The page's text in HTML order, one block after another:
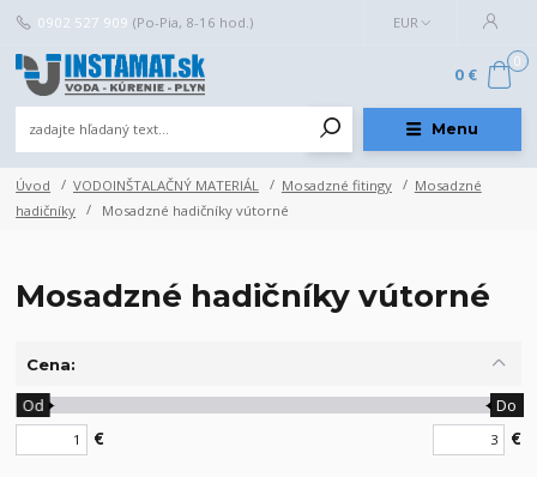
Menu
EUR
0902 527 909 (Po-Pia, 8-16 hod.)
0
0 €
Úvod VODOINŠTALAČNÝ MATERIÁL Mosadzné fitingy
Mosadzné
hadičníky
Mosadzné hadičníky vútorné
Mosadzné hadičníky vútorné
Cena:
€
Od Do
€